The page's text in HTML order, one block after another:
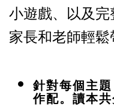
小遊戲、以及
家長和老師輕鬆
針對每個主
作配。讀本共